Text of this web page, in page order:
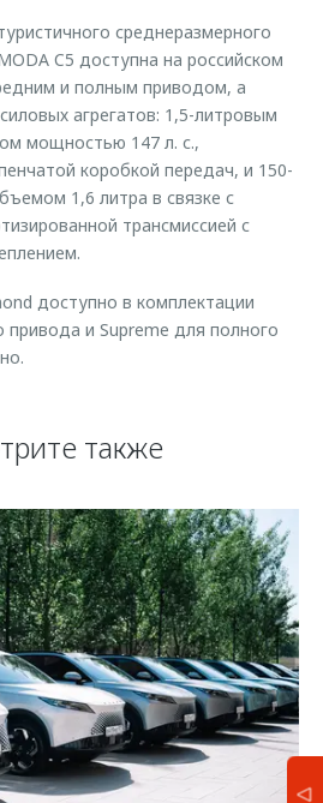
среднеразмерного
C5 доступна на российском
и полным приводом, а
агрегатов: 1,5-литровым
мощностью 147 л. с.,
коробкой передач, и 150-
1,6 литра в связке с
трансмиссией с
доступно в комплектации
и Supreme для полного
также